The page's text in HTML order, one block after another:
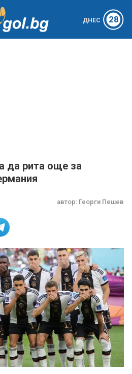
ДНЕС 28
да рита още за
автор: Георги Пешев